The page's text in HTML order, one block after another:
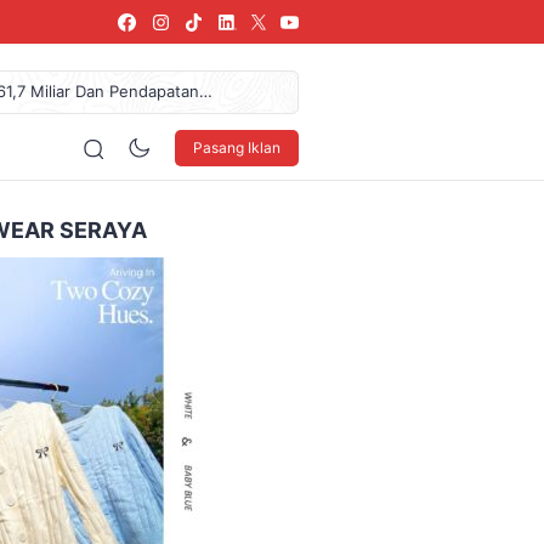
Miliar Dan Pendapatan
Donasi Rp36,57 Juta
SPPG Karangturi
Ke XXXV Di Makassar
Pasang Iklan
SERAYA